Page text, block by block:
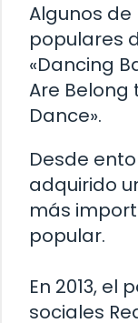
Algunos
populares
«Dancing
Are Belong
Dance».
Desde
adquirido
más
popular.
En 2013, el
sociales